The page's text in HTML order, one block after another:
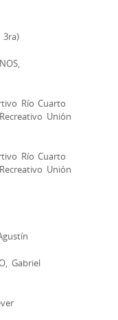
3ra)
Cuarto
Unión
Cuarto
Unión
Gabriel